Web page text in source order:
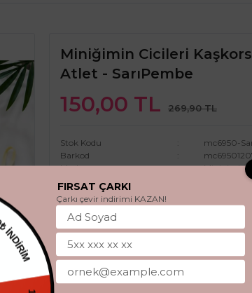
Miniğimin Cicileri
Atlet - SarıPembe
150,00 TL 269,90 TL
Stok Kodu
mc6950-
Barkod
Marka
Minigimin
Stok Durumu
Beden
10 - 11 Yaş
50₺ İNDİRİM
FIRSAT ÇARKI
Çarkı çevir indirimi KAZAN!